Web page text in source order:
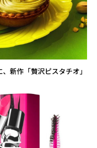
新作「贅沢ピスタチオ」